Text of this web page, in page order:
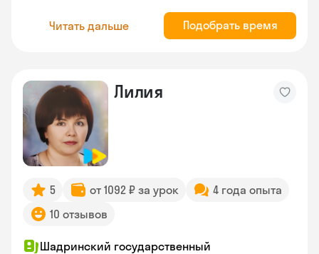
Читать дальше Подобрать время
Лилия
5 от 1092 ₽ за урок
4 года опыта
10 отзывов
Шадринский государственный